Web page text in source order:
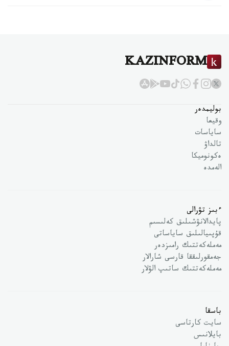
KAZINFORM
بوليمدەر
وقيعا
ساياسات
تالداۋ
ەكونوميكا
الەمدە
ءبىز تۋرالى
پايدالانۋشىلىق كەلىسىم
قۇپىيالىلىق ساياساتى
مەملەكەتتىك رامىزدەر
جەمقورلىققا قارسى شارالار
مەملەكەتتىك ساتىپ الۋلار
باسقا
سايت كارتاسى
بايلانىس